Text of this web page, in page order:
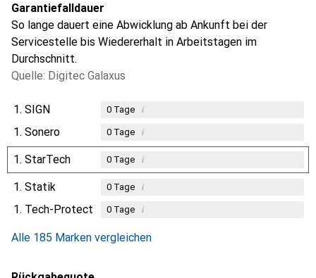
Garantiefalldauer
So lange dauert eine Abwicklung ab Ankunft bei der
Servicestelle bis Wiedererhalt in Arbeitstagen im
Durchschnitt.
Quelle: Digitec Galaxus
1. SIGN 0Tage i
1. Sonero 0Tage i
1. StarTech 0Tage i
1. Statik 0Tage i
1. Tech-Protect 0Tage i
Alle 185 Marken vergleichen